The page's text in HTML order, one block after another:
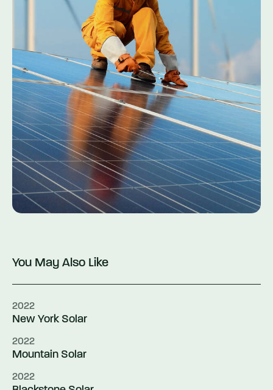
You May Also Like
2022
New York Solar
2022
Mountain Solar
2022